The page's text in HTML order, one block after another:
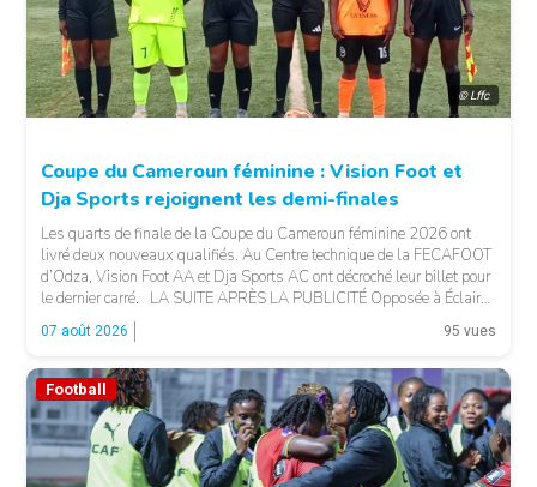
© Lffc
Coupe du Cameroun féminine : Vision Foot et
Dja Sports rejoignent les demi-finales
Les quarts de finale de la Coupe du Cameroun féminine 2026 ont
livré deux nouveaux qualifiés. Au Centre technique de la FECAFOOT
d’Odza, Vision Foot AA et Dja Sports AC ont décroché leur billet pour
le dernier carré. LA SUITE APRÈS LA PUBLICITÉ Opposée à Éclair
FF, Vision Foot a dû patienter jusqu’à la […]
07 août 2026 95 vues
Football